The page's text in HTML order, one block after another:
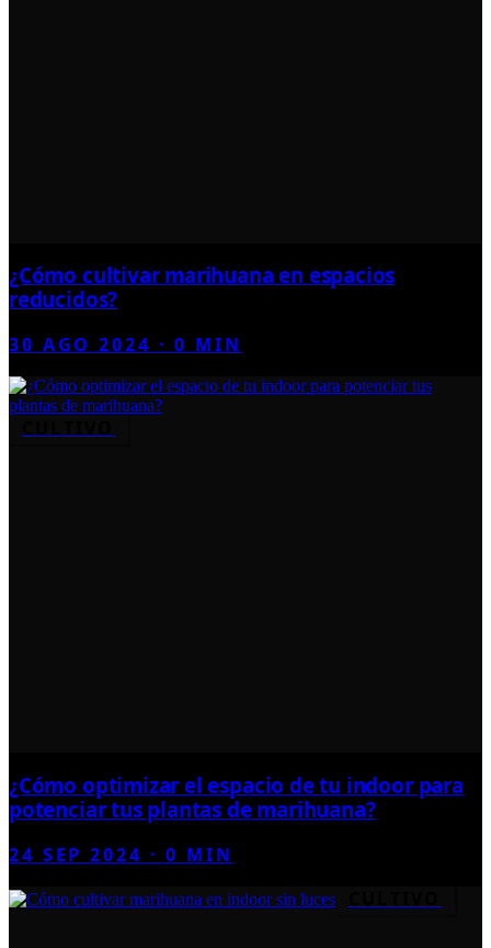
¿Cómo cultivar marihuana en espacios
reducidos?
30 AGO 2024 ·0 MIN
¿Cómo optimizar el espacio de tu indoor para
potenciar tus plantas de marihuana?
24 SEP 2024 ·0 MIN